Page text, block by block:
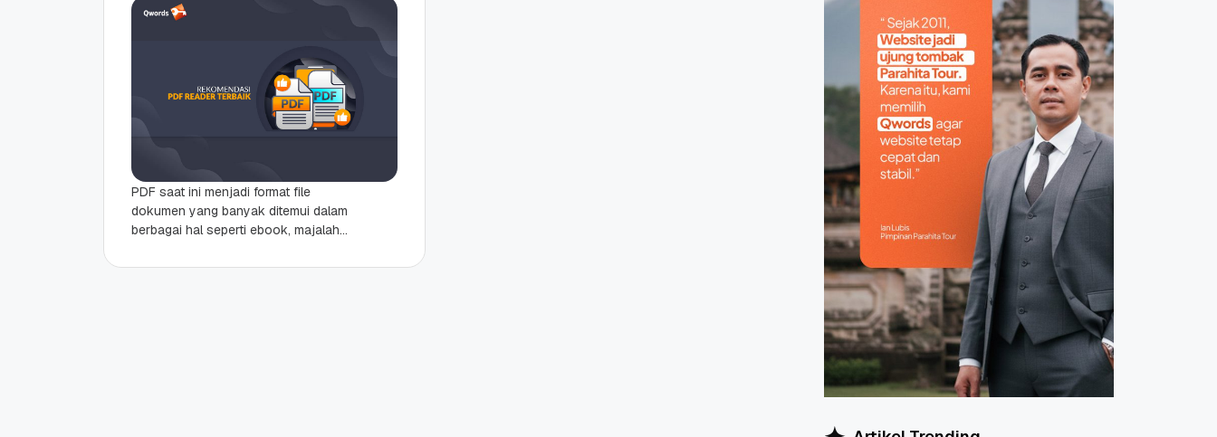
PDF saat ini menjadi format file
dokumen yang banyak ditemui dalam
berbagai hal seperti ebook, majalah
portfolio, CV bahkan surat...